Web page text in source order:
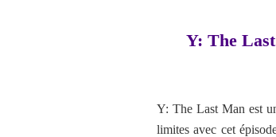
Y: The
Y: The Last Man est
limites avec cet